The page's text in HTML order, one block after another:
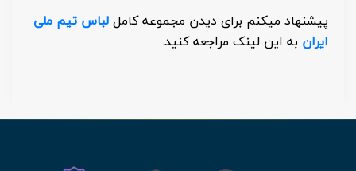
پیشنهاد میکنم برای دیدن مجموعه کامللباس تیم ملی
ایران به این لینک مراجعه کنید.